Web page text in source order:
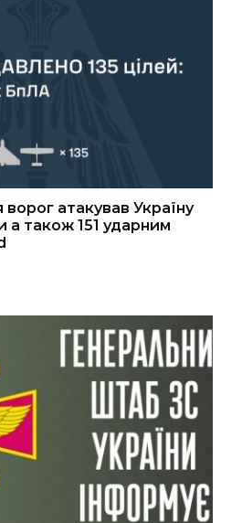
ворог атакував Україну
а також 151 ударним